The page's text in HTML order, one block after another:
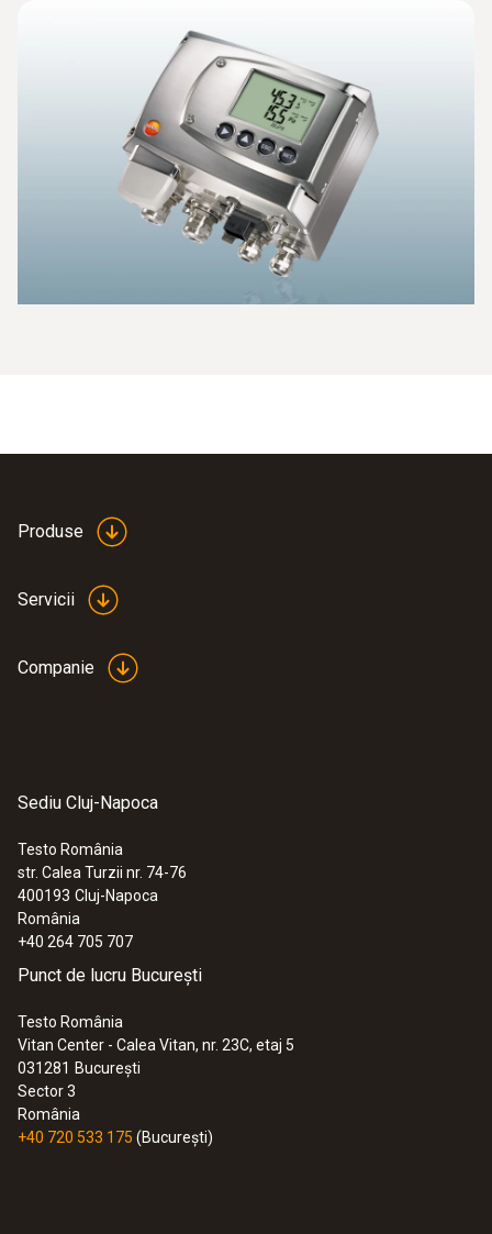
Produse
Servicii
Companie
Sediu Cluj-Napoca
Testo România
str. Calea Turzii nr. 74-76
400193 Cluj-Napoca
România
+40 264 705 707
Punct de lucru București
Testo România
Vitan Center - Calea Vitan, nr. 23C, etaj 5
031281 București
Sector 3
România
+40 720 533 175 (București)